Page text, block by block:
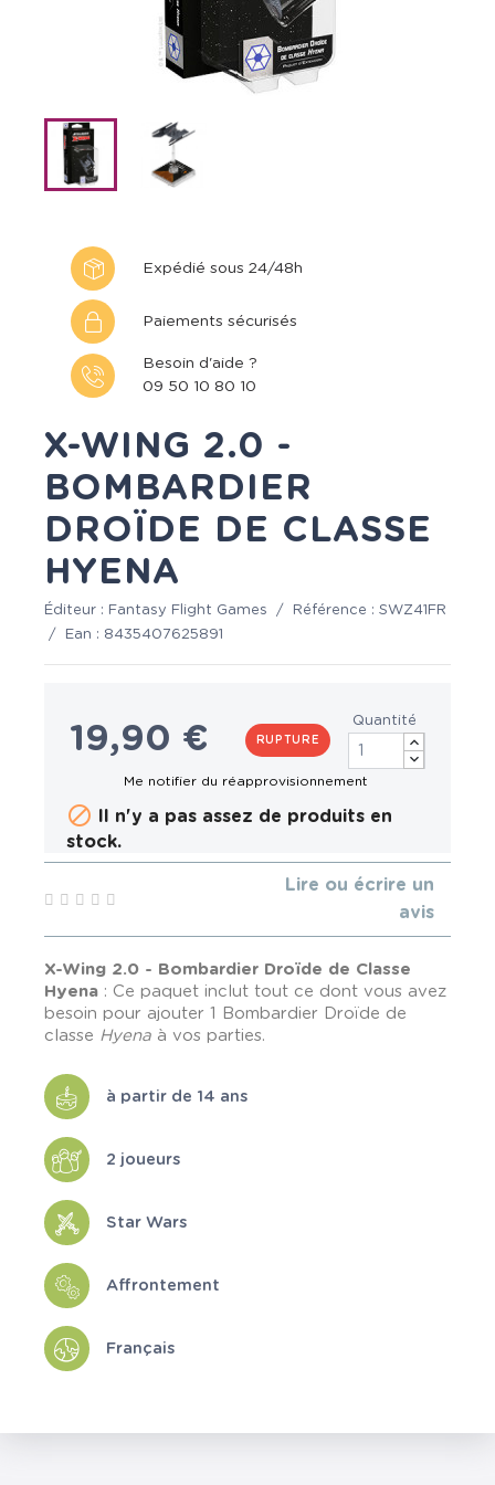
Expédié sous 24/48h
Paiements sécurisés
Besoin d'aide ?
09 50 10 80 10
X-WING 2.0 -
BOMBARDIER
DROÏDE DE CLASSE
HYENA
Éditeur : Fantasy Flight Games / Référence : SWZ41FR
/
Ean : 8435407625891
19,90 € RUPTURE
Quantité
 Il n'y a pas assez de produits en
stock.
Lire ou écrire un
avis
X-Wing 2.0 - Bombardier Droïde de Classe
Hyena : Ce paquet inclut tout ce dont vous avez
besoin pour ajouter 1 Bombardier Droïde de
classe Hyena à vos parties.
à partir de 14 ans
2 joueurs
Star Wars
Affrontement
Français